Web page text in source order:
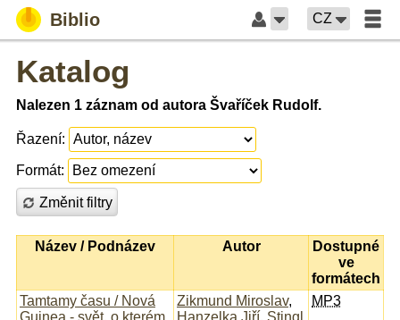
Biblio CZ
Katalog
Nalezen 1 záznam od autora Švaříček Rudolf.
Řazení:
Formát:
Změnit filtry
Název / Podnázev Autor
Dostupné
ve
formátech
Tamtamy času / Nová
Guinea - svět, o kterém
Zikmund Miroslav,
Hanzelka Jiří, Stingl
MP3